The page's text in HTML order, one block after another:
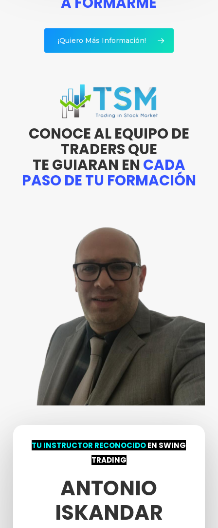
¡Quiero Más Información!
CONOCE AL EQUIPO DE
TRADERS QUE
TE GUIARAN EN CADA
PASO DE TU FORMACIÓN
TU INSTRUCTOR RECONOCIDOEN SWING
TRADING
ANTONIO
ISKANDAR